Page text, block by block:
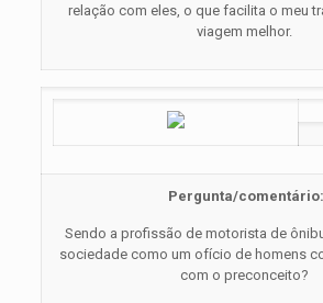
relação com eles, o que facilita o meu
viagem melhor.
Pergunta/comentário:
Sendo a profissão de motorista de
sociedade como um ofício de homens
com o preconceito?